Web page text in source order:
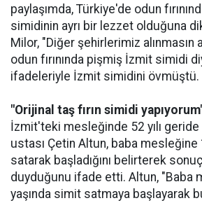
paylaşımda, Türkiye'de odun
simidinin ayrı bir lezzet olduğuna
Milor, "Diğer şehirlerimiz alınmasın
odun fırınında pişmiş İzmit simidi
ifadeleriyle İzmit simidini övmüştü.
"Orijinal taş fırın simidi
İzmit'teki mesleğinde 52 yılı geride
ustası Çetin Altun, baba mesleğine
satarak başladığını belirterek
duyduğunu ifade etti. Altun, "Baba
yaşında simit satmaya başlayarak